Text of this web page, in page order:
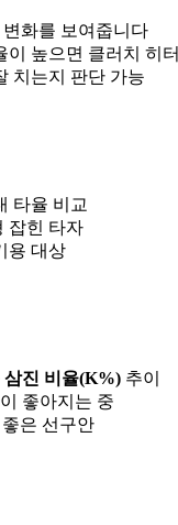
변화를 보여줍니다
이 높으면 클러치 히터
치는지 판단 가능
타율 비교
잡힌 타자
용 대상
삼진 비율(K%) 추이
좋아지는 중
은 선구안